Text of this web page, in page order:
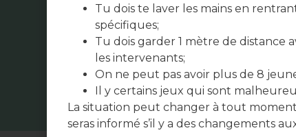
Tu dois te laver les mains en
spécifiques;
Tu dois garder 1 mètre de distance
les intervenants;
On ne peut pas avoir plus de 8
Il y certains jeux qui sont
La situation peut changer à tout
seras informé s’il y a des changements